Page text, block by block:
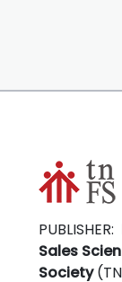
PUBLISHER:
Sales
Society